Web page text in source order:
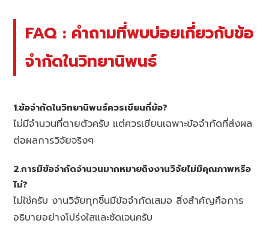
FAQ : คำถามที่พบบ่อยเกี่ยวกับข้อ
จำกัดในวิทยานิพนธ์
1.ข้อจำกัดในวิทยานิพนธ์ควรเขียนกี่ข้อ?
ไม่มีจำนวนที่ตายตัวครับ แต่ควรเขียนเฉพาะข้อจำกัดที่ส่งผล
ต่อผลการวิจัยจริงๆ
2.การมีข้อจำกัดจำนวนมากหมายถึงงานวิจัยไม่มีคุณภาพหรือ
ไม่?
ไม่ใช่ครับ งานวิจัยทุกชิ้นมีข้อจำกัดเสมอ สิ่งสำคัญคือการ
อธิบายอย่างโปร่งใสและชัดเจนครับ